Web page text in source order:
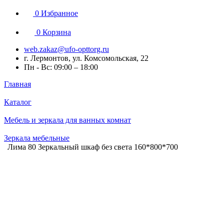
0 Избранное
0 Корзина
web.zakaz@ufo-opttorg.ru
г. Лермонтов, ул. Комсомольская, 22
Пн - Вс: 09:00 – 18:00
Главная
Каталог
Мебель и зеркала для ванных комнат
Зеркала мебельные
Лима 80 Зеркальный шкаф без света 160*800*700